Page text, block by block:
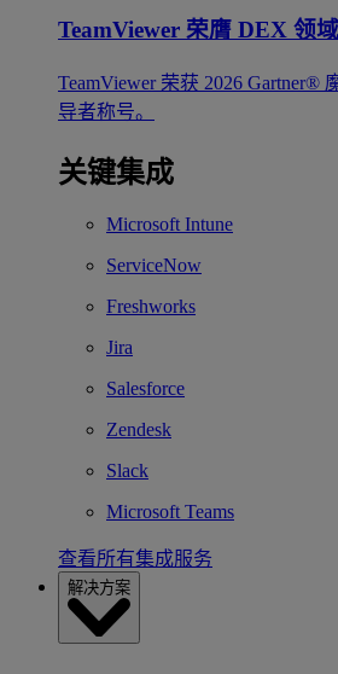
TeamViewer 荣膺 DEX 领
TeamViewer 荣获 2026
导者称号。
关键集成
Microsoft Intune
ServiceNow
Freshworks
Jira
Salesforce
Zendesk
Slack
Microsoft Teams
查看所有集成服务
解决方案